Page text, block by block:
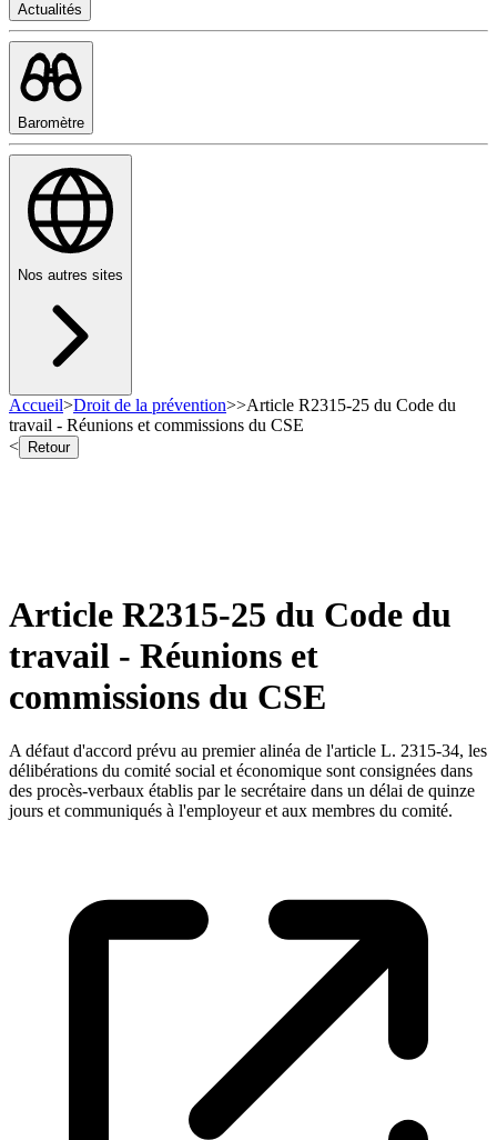
Actualités
Baromètre
Nos autres sites
Accueil>Droit de la prévention>>Article R2315-25 du Code du
travail - Réunions et commissions du CSE
<
Retour
Article R2315-25 du Code du
travail - Réunions et
commissions du CSE
A défaut d'accord prévu au premier alinéa de l'article L. 2315-34, les
délibérations du comité social et économique sont consignées dans
des procès-verbaux établis par le secrétaire dans un délai de quinze
jours et communiqués à l'employeur et aux membres du comité.